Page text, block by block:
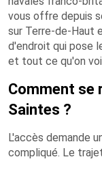
vous offre depuis
sur Terre-de-Haut
d'endroit qui pose
et tout ce qu'on
Comment se
Saintes ?
L'accès demande
compliqué. Le